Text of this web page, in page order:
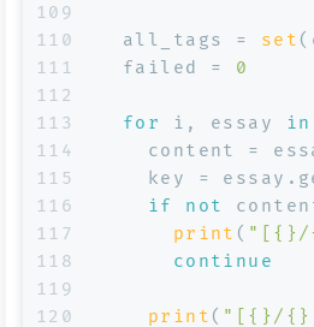
109
110
111
112
113
114
115
116
117
118
119
120
  all_tags =
set
  failed =
0
for i, essay in
content =
key =
if
not
print ( "[{}/
continue
print ( "[{}/{}]